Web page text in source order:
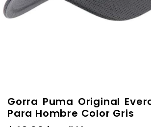
Gorra Puma Original
Para Hombre Color Gris